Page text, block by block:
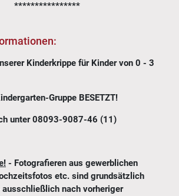
****************
Kinderkrippe für Kinder von 0 - 3
Gruppe BESETZT!
unter 08093-9087-46 (11)
- Fotografieren aus gewerblichen
etc. sind grundsätzlich
nach vorheriger